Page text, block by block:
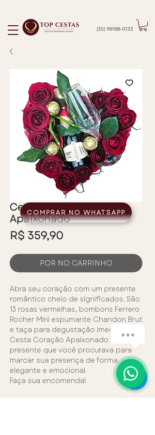
(35) 99188-0133
Cesta Coração
Apaixonado
R$ 359,90
POR NO CARRINHO
Abra seu coração com um presente
romântico cheio de significados. São
13 rosas vermelhas, bombons Ferrero
Rocher Mini espumante Chandon Brut
e taça para degustação imediata. A
Cesta Coração Apaixonado é o
presente que você procurava para
marcar sua presença de forma
elegante e emocional.
Faça sua encomenda!
COMPRAR NO WHATSAPP